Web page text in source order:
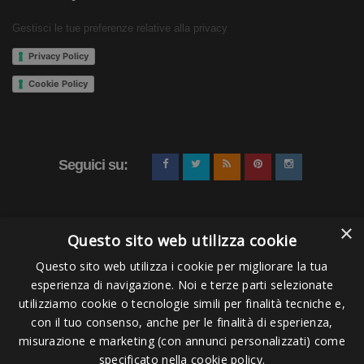
competizione che devi svolgere. Qualora
l’attesa tra il riscaldamento e la competizione
sorsi , che manterrà il tuo organismo idratato
e fornirà la giusta fonte di carboidrati di cui
Bibliografia
(1)Studi relativi alla Beta alanina nello sport:
https://pubmed.ncbi.nlm.nih.gov/ 23239676/
(2)Studi relativi alla capacità dell’arginina nel migliorare lo
Gestisci le tue preferenze relative alla privacy
Privacy Policy
Cookie Policy
Seguici su:
Pagamenti Accettati
×
Questo sito web utilizza cookie
Questo sito web utilizza i cookie per migliorare la tua
esperienza di navigazione. Noi e terze parti selezionate
utilizziamo cookie o tecnologie simili per finalità tecniche e,
con il tuo consenso, anche per le finalità di esperienza,
misurazione e marketing (con annunci personalizzati) come
specificato nella cookie policy.